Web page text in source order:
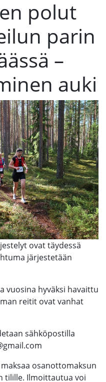
polut
parin
–
auki
ovat täydessä
järjestetään
vuosina hyväksi havaittu
reitit ovat vanhat
sähköpostilla
osanottomaksun
tilille. Ilmoittautua voi